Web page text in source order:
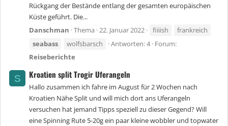
Rückgang der Bestände entlang der gesamten europäischen
Küste geführt. Die...
Danschman Thema 22. Januar 2022 fiiiish
frankreich
seabass
wolfsbarsch Antworten: 4 Forum:
Reiseberichte
S Kroatien split Trogir Uferangeln
Hallo zusammen ich fahre im August für 2 Wochen nach
Kroatien Nähe Split und will mich dort ans Uferangeln
versuchen hat jemand Tipps speziell zu dieser Gegend? Will
eine Spinning Rute 5-20g ein paar kleine wobbler und topwater